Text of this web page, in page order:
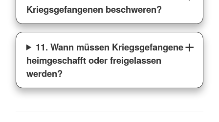
Kriegsgefangenen beschweren?
11. Wann müssen Kriegsgefangene
heimgeschafft oder freigelassen
werden?